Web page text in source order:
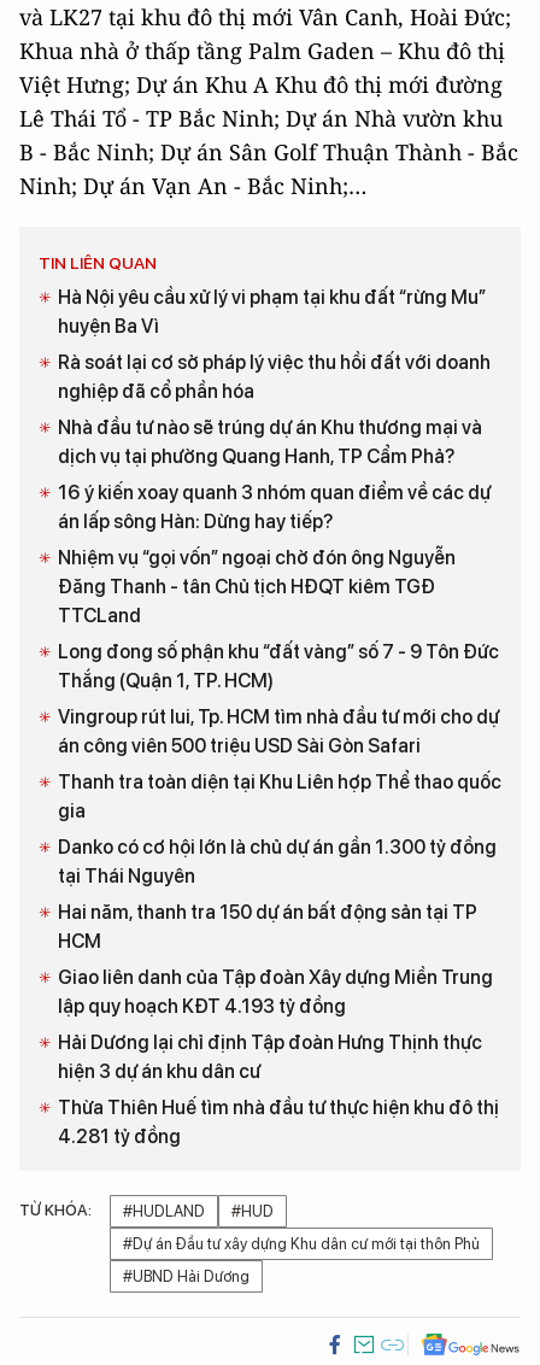
và LK27 tại khu đô thị mới Vân Canh, Hoài Đức;
Khua nhà ở thấp tầng Palm Gaden – Khu đô thị
Việt Hưng; Dự án Khu A Khu đô thị mới đường
Lê Thái Tổ - TP Bắc Ninh; Dự án Nhà vườn khu
B - Bắc Ninh; Dự án Sân Golf Thuận Thành - Bắc
Ninh; Dự án Vạn An - Bắc Ninh;…
TIN LIÊN QUAN
Hà Nội yêu cầu xử lý vi phạm tại khu đất “rừng Mu”
huyện Ba Vì
Rà soát lại cơ sở pháp lý việc thu hồi đất với doanh
nghiệp đã cổ phần hóa
Nhà đầu tư nào sẽ trúng dự án Khu thương mại và
dịch vụ tại phường Quang Hanh, TP Cẩm Phả?
16 ý kiến xoay quanh 3 nhóm quan điểm về các dự
án lấp sông Hàn: Dừng hay tiếp?
Nhiệm vụ “gọi vốn” ngoại chờ đón ông Nguyễn
Đăng Thanh - tân Chủ tịch HĐQT kiêm TGĐ
TTCLand
Long đong số phận khu “đất vàng” số 7 - 9 Tôn Đức
Thắng (Quận 1, TP. HCM)
Vingroup rút lui, Tp. HCM tìm nhà đầu tư mới cho dự
án công viên 500 triệu USD Sài Gòn Safari
Thanh tra toàn diện tại Khu Liên hợp Thể thao quốc
gia
Danko có cơ hội lớn là chủ dự án gần 1.300 tỷ đồng
tại Thái Nguyên
Hai năm, thanh tra 150 dự án bất động sản tại TP
HCM
Giao liên danh của Tập đoàn Xây dựng Miền Trung
lập quy hoạch KĐT 4.193 tỷ đồng
Hải Dương lại chỉ định Tập đoàn Hưng Thịnh thực
hiện 3 dự án khu dân cư
Thừa Thiên Huế tìm nhà đầu tư thực hiện khu đô thị
4.281 tỷ đồng
TỪ KHÓA: #HUDLAND
#HUD
#Dự án Đầu tư xây dựng Khu dân cư mới tại thôn Phủ
#UBND Hải Dương